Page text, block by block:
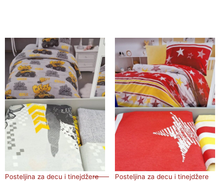
Posteljina za decu i tinejdžere Posteljina za decu i tinejdžere